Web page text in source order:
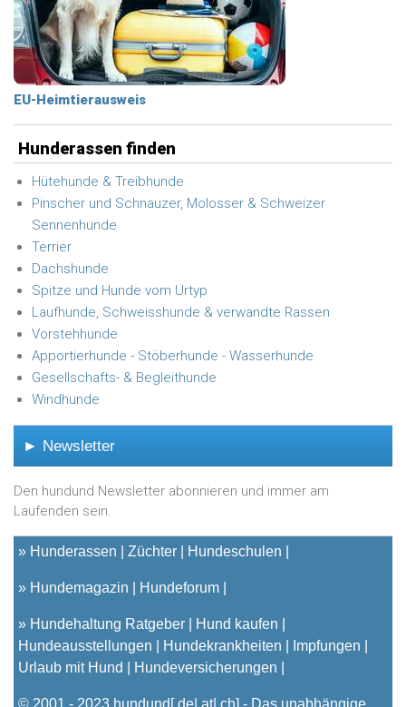
EU-Heimtierausweis
Hunderassen finden
Hütehunde & Treibhunde
Pinscher und Schnauzer, Molosser & Schweizer
Sennenhunde
Terrier
Dachshunde
Spitze und Hunde vom Urtyp
Laufhunde, Schweisshunde & verwandte Rassen
Vorstehhunde
Apportierhunde - Stöberhunde - Wasserhunde
Gesellschafts- & Begleithunde
Windhunde
► Newsletter
Den hundund Newsletter abonnieren und immer am
Laufenden sein.
» Hunderassen Züchter Hundeschulen
» Hundemagazin Hundeforum
» Hundehaltung Ratgeber
Hund kaufen
Hundeausstellungen
Hundekrankheiten
Impfungen
Urlaub mit Hund
Hundeversicherungen